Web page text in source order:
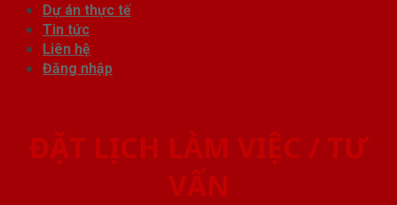
Dự án thực tế
Tin tức
Liên hệ
Đăng nhập
ĐẶT LỊCH LÀM VIỆC / TƯ
VẤN